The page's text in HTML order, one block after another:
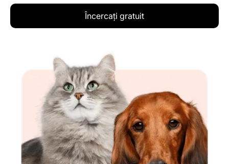
Încercați gratuit